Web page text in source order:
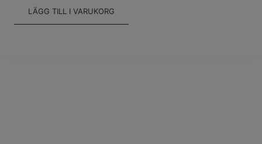
LÄGG TILL I VARUKORG